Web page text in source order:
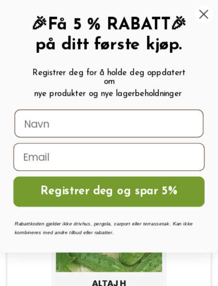
My wishlist ( 0
Menu Søk Logg inn Handlevogn
Hjem
🎉Få 5 % RABATT🎉
på ditt første kjøp.
Registrer deg for å holde deg oppdatert
om
nye produkter og nye lagerbeholdninger
Registrer deg og spar 5%
Rabattkoden gjelder ikke drivhus, pergola, carport eller terrassetak. Kan ikke
kombineres med andre tilbud eller rabatter.